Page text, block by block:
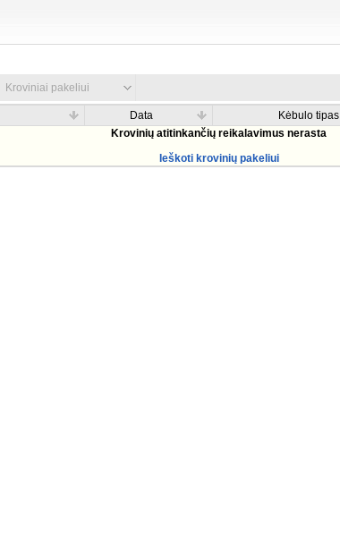
Kroviniai pakeliui
Data Kėbulo tipas
Krovinių atitinkančių reikalavimus nerasta
Ieškoti krovinių pakeliui